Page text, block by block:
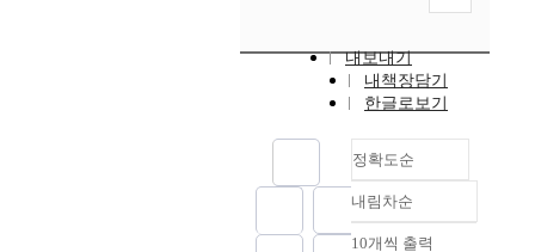
내보내기
내책장담기
한글로보기
정확도순
정확도
순
내림차순
10개씩 출력